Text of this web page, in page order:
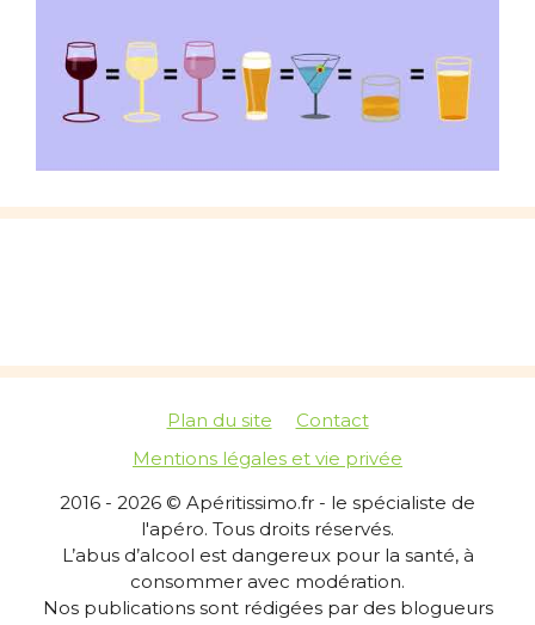
Plan du site
Contact
Mentions légales et vie privée
2016 - 2026 © Apéritissimo.fr - le spécialiste de
l'apéro. Tous droits réservés.
L’abus d’alcool est dangereux pour la santé, à
consommer avec modération.
Nos publications sont rédigées par des blogueurs